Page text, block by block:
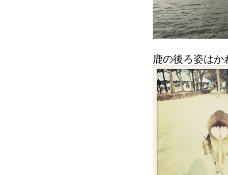
鹿の後ろ姿はか